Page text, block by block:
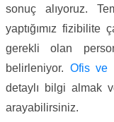
sonuç alıyoruz.
yaptığımız fizibilite
gerekli olan
belirleniyor. Ofis ve
detaylı bilgi almak
arayabilirsiniz.